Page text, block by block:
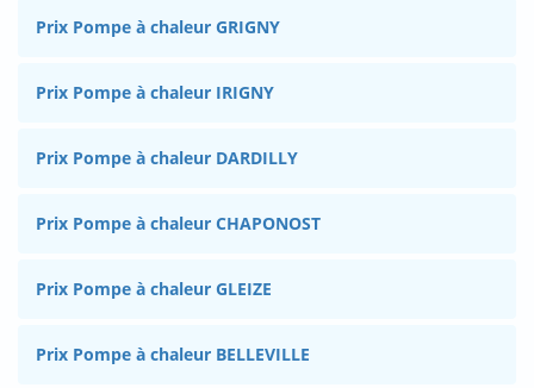
Prix Pompe à chaleur GRIGNY
Prix Pompe à chaleur IRIGNY
Prix Pompe à chaleur DARDILLY
Prix Pompe à chaleur CHAPONOST
Prix Pompe à chaleur GLEIZE
Prix Pompe à chaleur BELLEVILLE